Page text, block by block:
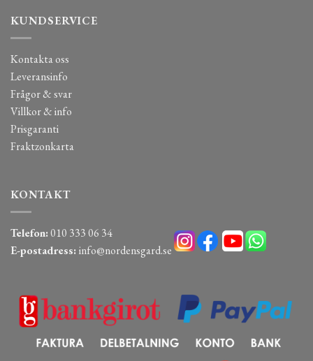
KUNDSERVICE
Kontakta oss
Leveransinfo
Frågor & svar
Villkor & info
Prisgaranti
Fraktzonkarta
KONTAKT
Telefon:010 333 06 34
E-postadress: info@nordensgard.se